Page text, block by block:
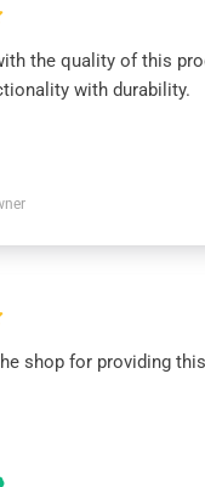
the quality of this
with durability.
shop for providing